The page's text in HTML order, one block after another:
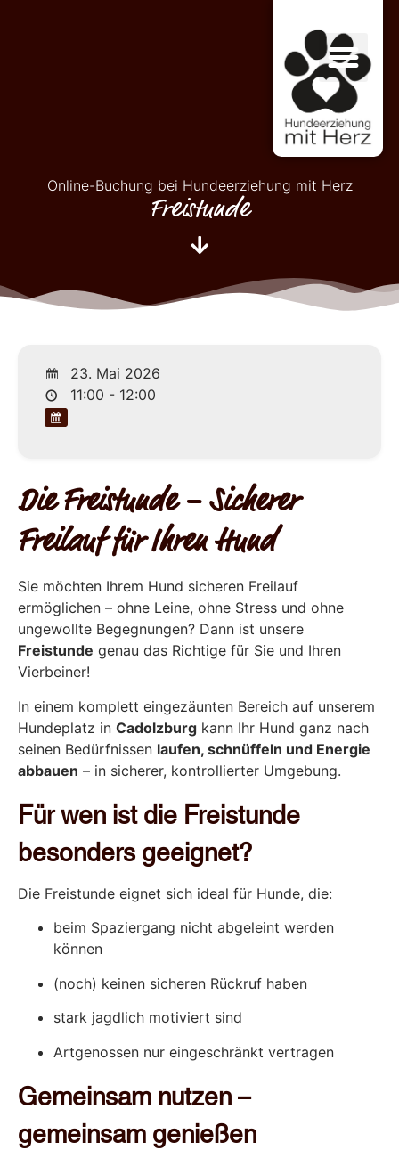
Online-Buchung bei Hundeerziehung mit Herz
Freistunde
23. Mai 2026
11:00 - 12:00
Die Freistunde – Sicherer
Freilauf für Ihren Hund
Sie möchten Ihrem Hund sicheren Freilauf
ermöglichen – ohne Leine, ohne Stress und ohne
ungewollte Begegnungen? Dann ist unsere
Freistunde genau das Richtige für Sie und Ihren
Vierbeiner!
In einem komplett eingezäunten Bereich auf unserem
Hundeplatz in Cadolzburg kann Ihr Hund ganz nach
seinen Bedürfnissen laufen, schnüffeln und Energie
abbauen – in sicherer, kontrollierter Umgebung.
Für wen ist die Freistunde
besonders geeignet?
Die Freistunde eignet sich ideal für Hunde, die:
beim Spaziergang nicht abgeleint werden
können
(noch) keinen sicheren Rückruf haben
stark jagdlich motiviert sind
Artgenossen nur eingeschränkt vertragen
Gemeinsam nutzen –
gemeinsam genießen